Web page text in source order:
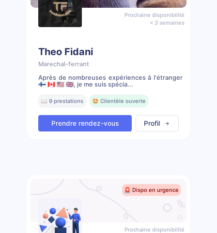
Prochaine disponibilité
< 3 semaines
Theo Fidani
Marechal-ferrant
Après de nombreuses expériences à l'étranger
🇫🇮 🇨🇦 🇺🇸 🇬🇧, je me suis spécia...
📖 9 prestations 🤩 Clientèle ouverte
Prendre rendez-vous Profil
🚨 Dispo en urgence
Prochaine disponibilité